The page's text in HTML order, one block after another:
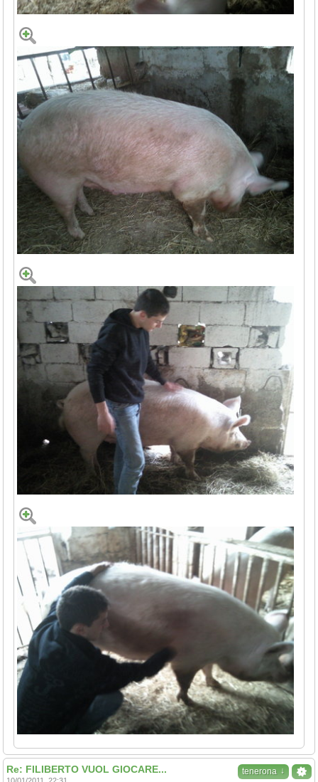
tenerona ↓
Re: FILIBERTO VUOL GIOCARE...